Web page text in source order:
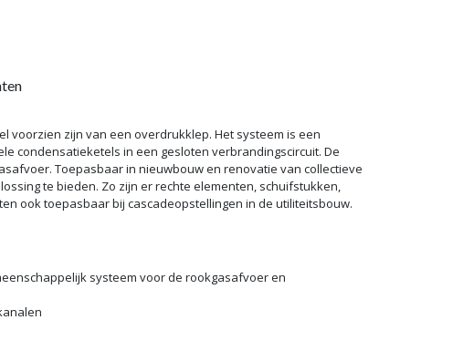
voorzien zijn van een overdrukklep. Het systeem is een
condensatieketels in een gesloten verbrandingscircuit. De
Toepasbaar in nieuwbouw en renovatie van collectieve
te bieden. Zo zijn er rechte elementen, schuifstukken,
ook toepasbaar bij cascadeopstellingen in de utiliteitsbouw.
systeem voor de rookgasafvoer en